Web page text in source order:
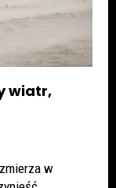
wiatr,
w